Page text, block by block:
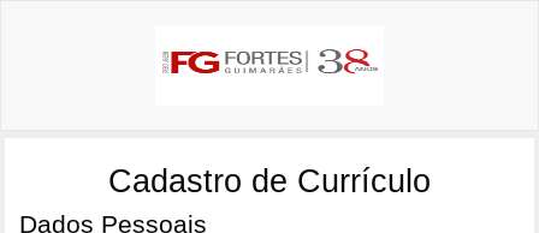
Cadastro de Currículo
Dados Pessoais